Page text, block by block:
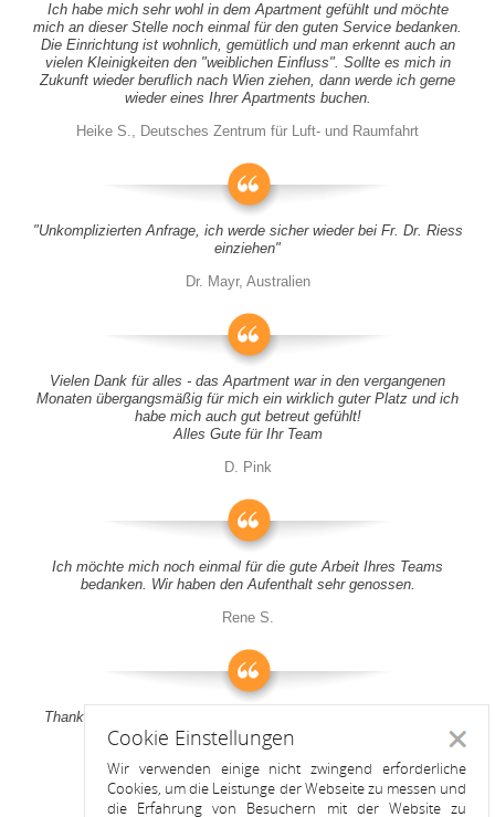
Ich habe mich sehr wohl in dem Apartment gefühlt und möchte
mich an dieser Stelle noch einmal für den guten Service bedanken.
Die Einrichtung ist wohnlich, gemütlich und man erkennt auch an
vielen Kleinigkeiten den "weiblichen Einfluss". Sollte es mich in
Zukunft wieder beruflich nach Wien ziehen, dann werde ich gerne
wieder eines Ihrer Apartments buchen.
Heike S., Deutsches Zentrum für Luft- und Raumfahrt
"Unkomplizierten Anfrage, ich werde sicher wieder bei Fr. Dr. Riess
einziehen"
Dr. Mayr, Australien
Vielen Dank für alles - das Apartment war in den vergangenen
Monaten übergangsmäßig für mich ein wirklich guter Platz und ich
habe mich auch gut betreut gefühlt!
Alles Gute für Ihr Team
D. Pink
Ich möchte mich noch einmal für die gute Arbeit Ihres Teams
bedanken. Wir haben den Aufenthalt sehr genossen.
Rene S.
Thank you all for your support! It was a pleasure to stay at your
apartment
Anitah S.
Cookie Einstellungen
Wir verwenden einige nicht zwingend erforderliche
Cookies, um die Leistunge der Webseite zu messen und
die Erfahrung von Besuchern mit der Website zu